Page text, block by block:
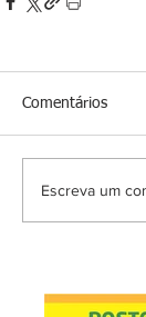
Comentários
Escreva um